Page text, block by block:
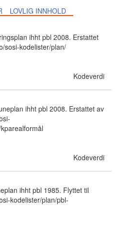
LOVLIG INNHOLD
ihht pbl 2008. Erstattet
sosi-kodelister/plan/
Kodeverdi
ihht pbl 2008. Erstattet av
Kodeverdi
ihht pbl 1985. Flyttet til
kodelister/plan/pbl-